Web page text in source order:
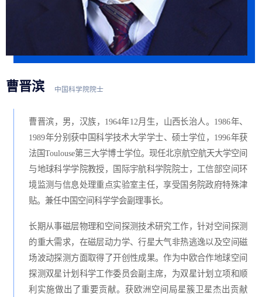
曹晋滨 中国科学院院士
曹晋滨，男，汉族，1964年12月生，山西长治人。1986年、
1989年分别获中国科学技术大学学士、硕士学位，1996年获
法国Toulouse第三大学博士学位。现任北京航空航天大学空间
与地球科学学院教授，国际宇航科学院院士，工信部空间环
境监测与信息处理重点实验室主任，享受国务院政府特殊津
贴。兼任中国空间科学学会副理事长。
长期从事磁层物理和空间探测技术研究工作，针对空间探测
的重大需求，在磁层动力学、行星大气非热逃逸以及空间磁
场波动探测方面取得了开创性成果。作为中欧合作地球空间
探测双星计划科学工作委员会副主席，为双星计划立项和顺
利实施做出了重要贡献。获欧洲空间局星簇卫星杰出贡献